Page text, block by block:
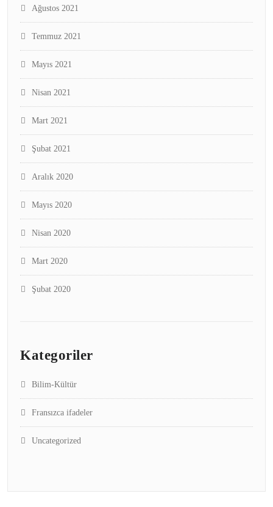
Ağustos 2021
Temmuz 2021
Mayıs 2021
Nisan 2021
Mart 2021
Şubat 2021
Aralık 2020
Mayıs 2020
Nisan 2020
Mart 2020
Şubat 2020
Kategoriler
Bilim-Kültür
Fransızca ifadeler
Uncategorized